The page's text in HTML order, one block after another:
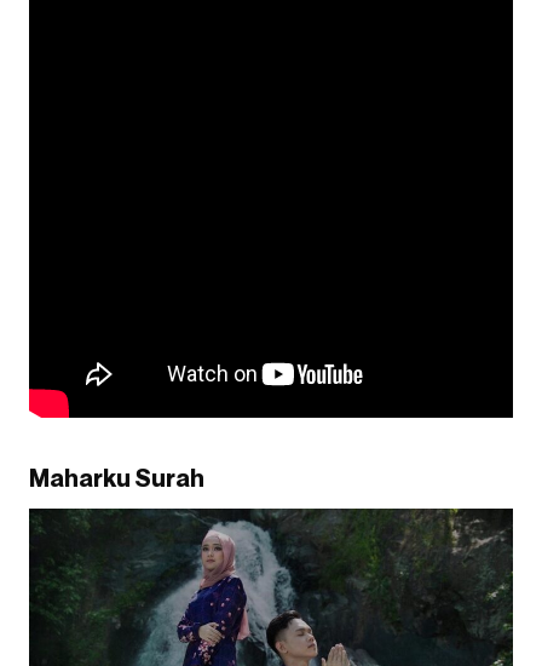
Maharku Surah